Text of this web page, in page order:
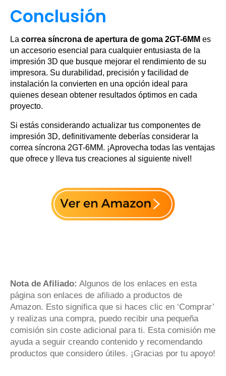
Conclusión
La correa síncrona de apertura de goma 2GT-6MM es
un accesorio esencial para cualquier entusiasta de la
impresión 3D que busque mejorar el rendimiento de su
impresora. Su durabilidad, precisión y facilidad de
instalación la convierten en una opción ideal para
quienes desean obtener resultados óptimos en cada
proyecto.
Si estás considerando actualizar tus componentes de
impresión 3D, definitivamente deberías considerar la
correa síncrona 2GT-6MM. ¡Aprovecha todas las ventajas
que ofrece y lleva tus creaciones al siguiente nivel!
Nota de Afiliado: Algunos de los enlaces en esta
página son enlaces de afiliado a productos de
Amazon. Esto significa que si haces clic en ‘Comprar’
y realizas una compra, puedo recibir una pequeña
comisión sin coste adicional para ti. Esta comisión me
ayuda a seguir creando contenido y recomendando
productos que considero útiles. ¡Gracias por tu apoyo!